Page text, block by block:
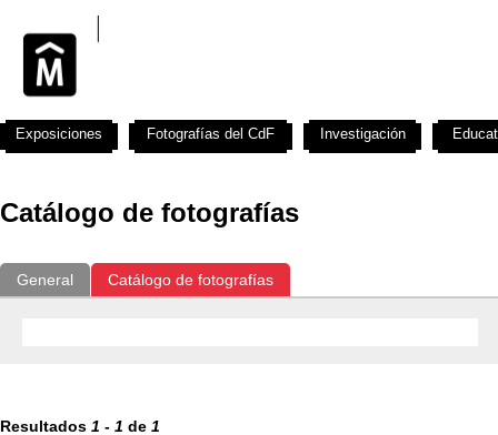
Catálogo de fotografías
General Catálogo de fotografías
Resultados 1 - 1 de 1
Exposiciones Fotografías del CdF Investigación